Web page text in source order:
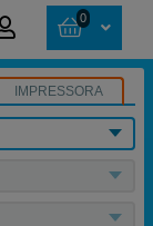
0
IMPRESSORA